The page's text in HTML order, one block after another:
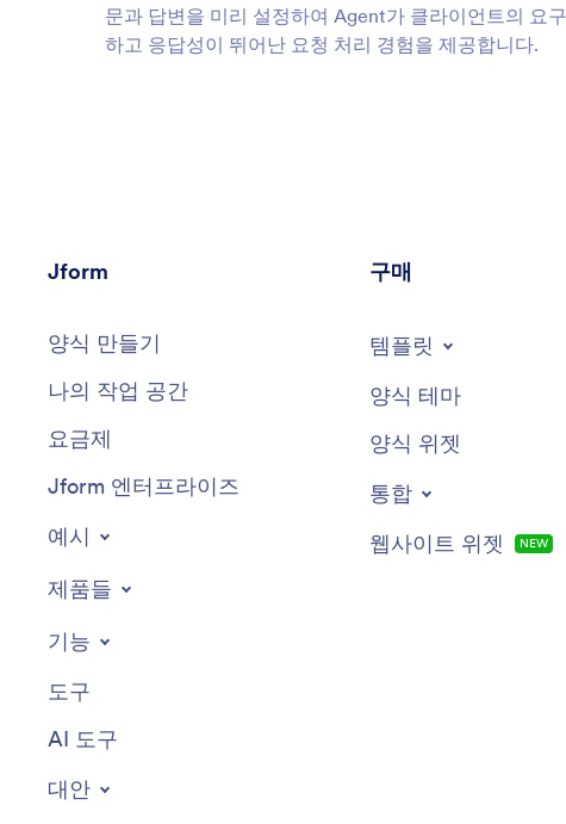
문과 답변을 미리 설정하여 Agent가 클라이언트의 요
하고 응답성이 뛰어난 요청 처리 경험을 제공합니다.
Jform
양식 만들기
나의 작업 공간
요금제
Jform 엔터프라이즈
예시
제품들
기능
도구
AI 도구
대안
구매
템플릿
양식 테마
양식 위젯
통합
웹사이트 위젯
NEW